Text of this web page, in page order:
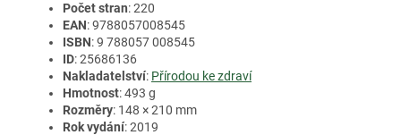
Počet stran: 220
EAN: 9788057008545
ISBN: 9 788057 008545
ID: 25686136
Nakladatelství: Přírodou ke zdraví
Hmotnost: 493 g
Rozměry: 148 × 210 mm
Rok vydání: 2019